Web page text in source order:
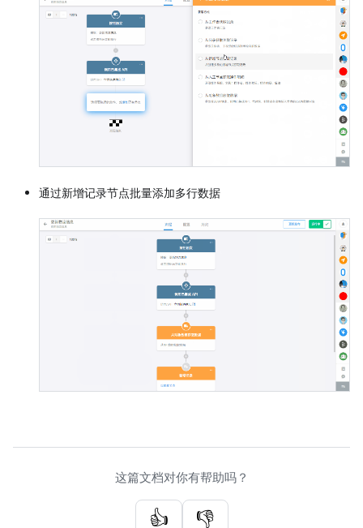
通过新增记录节点批量添加多行数据
这篇文档对你有帮助吗？
👍 👎